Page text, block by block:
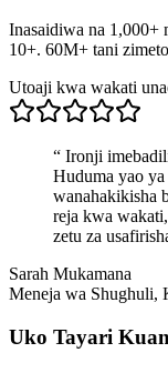
Inasaidiwa na 1,000+
10+. 60M+ tani
Utoaji kwa wakati
“ Ironji
Huduma yao
wanahakikisha
reja kwa
zetu za
Sarah Mukamana
Meneja wa Shughuli,
Uko Tayari